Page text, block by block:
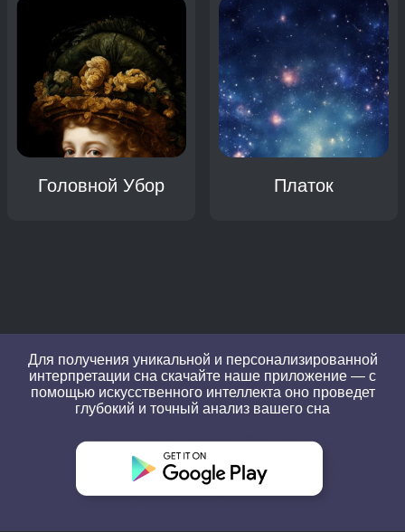
Головной Убор Платок
Для получения уникальной и персонализированной
интерпретации сна скачайте наше приложение — с
помощью искусственного интеллекта оно проведет
глубокий и точный анализ вашего сна